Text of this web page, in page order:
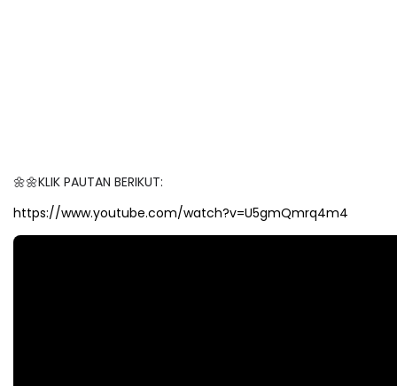
🌼🌼KLIK PAUTAN BERIKUT:
https://www.youtube.com/watch?v=U5gmQmrq4m4